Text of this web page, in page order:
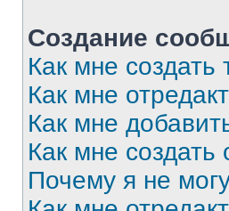
Создание
Как мне
Как мне
Как мне
Как мне создать
Почему я не